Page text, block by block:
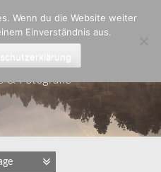
& Fotografie
Wenn du die Website weiter
Einverständnis aus.